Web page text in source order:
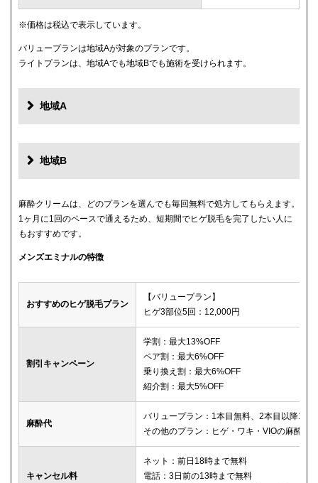
※価格は税込で表示しています。
バリュープランは地域Aが対象のプランです。
ライトプランは、地域Aでも地域Bでも施術を受けられます。
地域A
地域B
麻酔クリームは、どのプランを選んでも毎回無料で処方してもらえます。
1ヶ月に1回のペースで通えるため、短期間でヒゲ脱毛を完了したい人に
もおすすめです。
メンズエミナルの特徴
おすすめのヒゲ脱毛プラン
【バリュープラン】
ヒゲ3部位5回：12,000円
割引キャンペーン
学割：最大13%OFF
ペア割：最大6%OFF
乗り換え割：最大6%OFF
紹介割：最大5%OFF
麻酔代
バリュープラン：1本目無料、2本目以降1本
その他のプラン：ヒゲ・ワキ・VIOの麻酔が
キャンセル料
ネット：前日18時まで無料
電話：3日前の13時まで無料